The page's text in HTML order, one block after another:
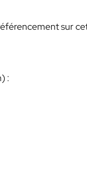
sur
: